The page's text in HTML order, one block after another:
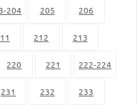
204 205 206
212 213
220 221 222-224
231 232 233